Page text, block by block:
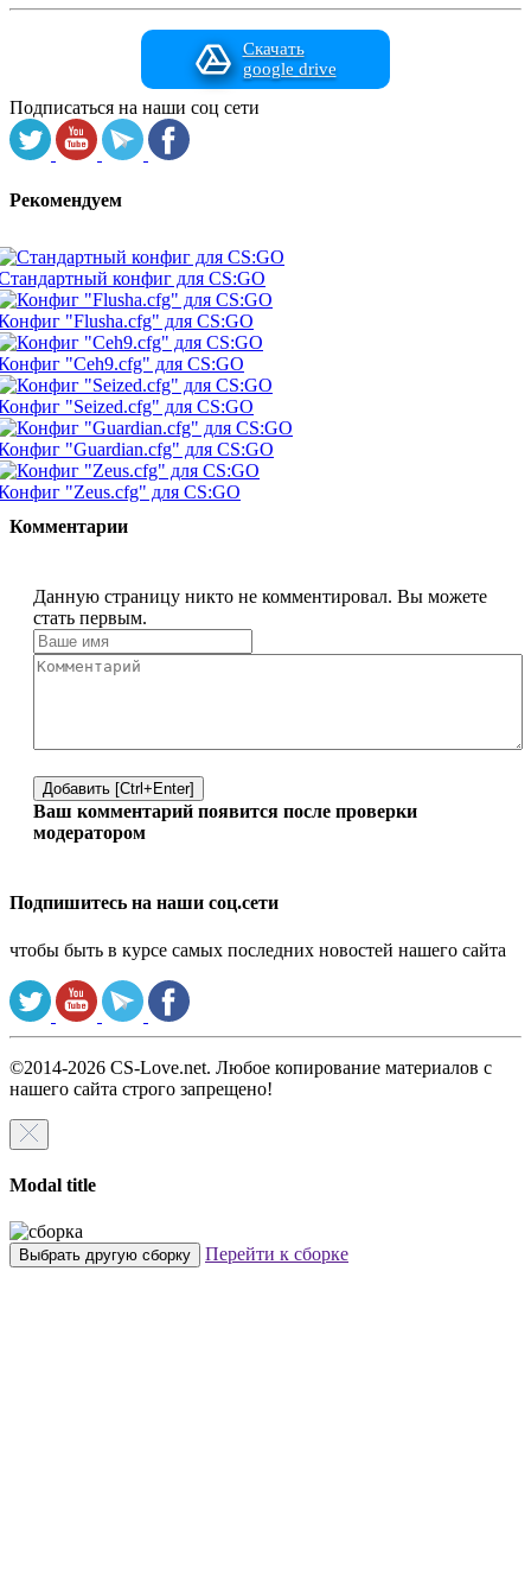
Скачать
google drive
Подписаться на наши соц сети
Рекомендуем
конфиг для CS:GO
"Flusha.cfg" для CS:GO
"Ceh9.cfg" для CS:GO
"Seized.cfg" для CS:GO
"Guardian.cfg" для CS:GO
"Zeus.cfg" для CS:GO
Комментарии
Данную страницу никто не комментировал. Вы можете
стать первым.
Добавить [Ctrl+Enter]
Ваш комментарий появится после проверки
модератором
Подпишитесь на наши соц.сети
чтобы быть в курсе самых последних новостей нашего сайта
©2014-2026 CS-Love.net. Любое копирование материалов с
нашего сайта строго запрещено!
Modal title
Выбрать другую сборку Перейти к сборке